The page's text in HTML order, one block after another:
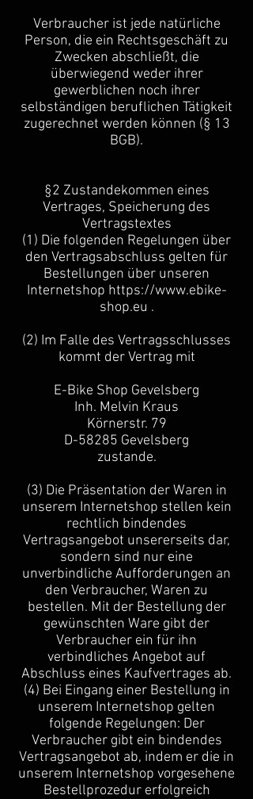
Verbraucher ist jede natürliche
Person, die ein Rechtsgeschäft zu
Zwecken abschließt, die
überwiegend weder ihrer
gewerblichen noch ihrer
selbständigen beruflichen Tätigkeit
zugerechnet werden können (§ 13
BGB).
§2 Zustandekommen eines
Vertrages, Speicherung des
Vertragstextes
(1) Die folgenden Regelungen über
den Vertragsabschluss gelten für
Bestellungen über unseren
Internetshop https://www.ebike-
shop.eu .
(2) Im Falle des Vertragsschlusses
kommt der Vertrag mit
E-Bike Shop Gevelsberg
Inh. Melvin Kraus
Körnerstr. 79
D-58285 Gevelsberg
zustande.
(3) Die Präsentation der Waren in
unserem Internetshop stellen kein
rechtlich bindendes
Vertragsangebot unsererseits dar,
sondern sind nur eine
unverbindliche Aufforderungen an
den Verbraucher, Waren zu
bestellen. Mit der Bestellung der
gewünschten Ware gibt der
Verbraucher ein für ihn
verbindliches Angebot auf
Abschluss eines Kaufvertrages ab.
(4) Bei Eingang einer Bestellung in
unserem Internetshop gelten
folgende Regelungen: Der
Verbraucher gibt ein bindendes
Vertragsangebot ab, indem er die in
unserem Internetshop vorgesehene
Bestellprozedur erfolgreich